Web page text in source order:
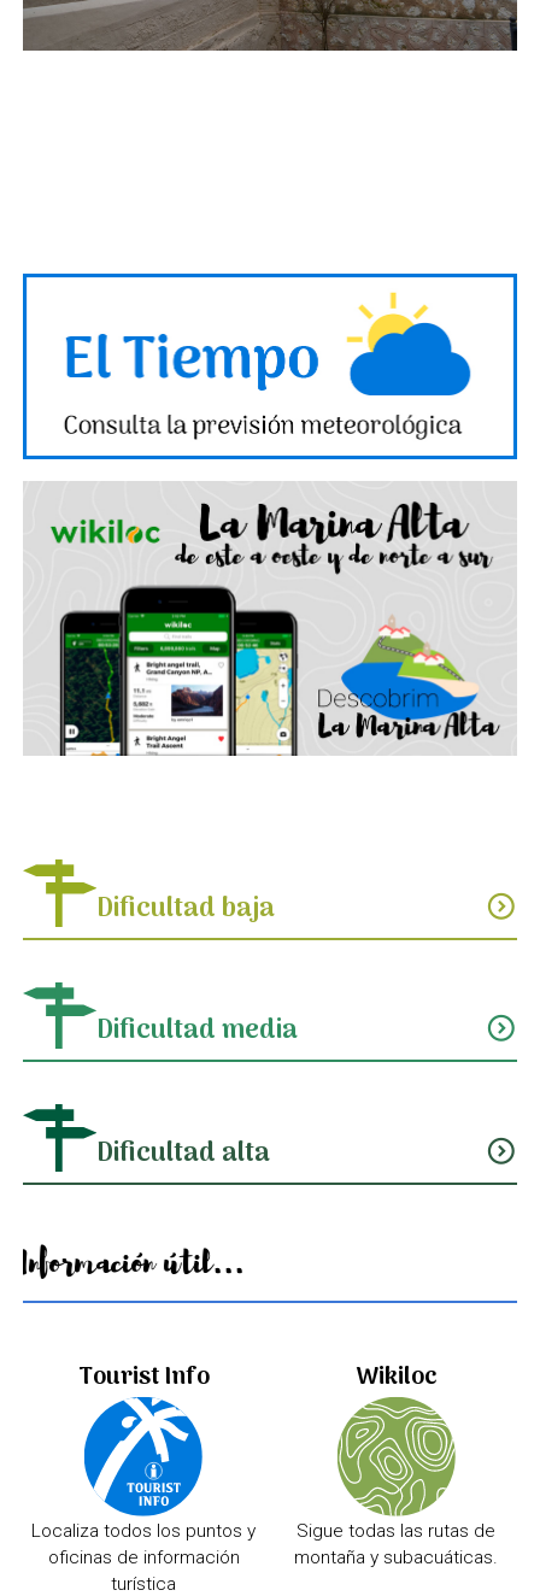
Dificultad baja expand_circle_down
Dificultad media expand_circle_down
Dificultad alta expand_circle_down
Información útil...
Tourist Info
Localiza todos los puntos y
oficinas de información
turística
Wikiloc
Sigue todas las rutas de
montaña y subacuáticas.